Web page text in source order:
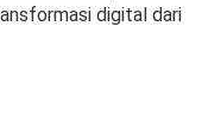
digital dari